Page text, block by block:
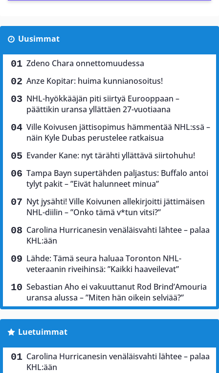
Uusimmat
Zdeno Chara onnettomuudessa
Anze Kopitar: huima kunnianosoitus!
NHL-hyökkääjän piti siirtyä Eurooppaan –
päättikin uransa yllättäen 27-vuotiaana
Ville Koivusen jättisopimus hämmentää NHL:ssä –
näin Kyle Dubas perustelee ratkaisua
Evander Kane: nyt tärähti yllättävä siirtohuhu!
Tampa Bayn supertähden paljastus: Buffalo antoi
tylyt pakit – ”Eivät halunneet minua”
Nyt jysähti! Ville Koivunen allekirjoitti jättimäisen
NHL-diilin – ”Onko tämä v*tun vitsi?”
Carolina Hurricanesin venäläisvahti lähtee – palaa
KHL:ään
Lähde: Tämä seura haluaa Toronton NHL-
veteraanin riveihinsä: ”Kaikki haaveilevat”
Sebastian Aho ei vakuuttanut Rod Brind’Amouria
uransa alussa – ”Miten hän oikein selviää?”
Luetuimmat
Carolina Hurricanesin venäläisvahti lähtee – palaa
KHL:ään